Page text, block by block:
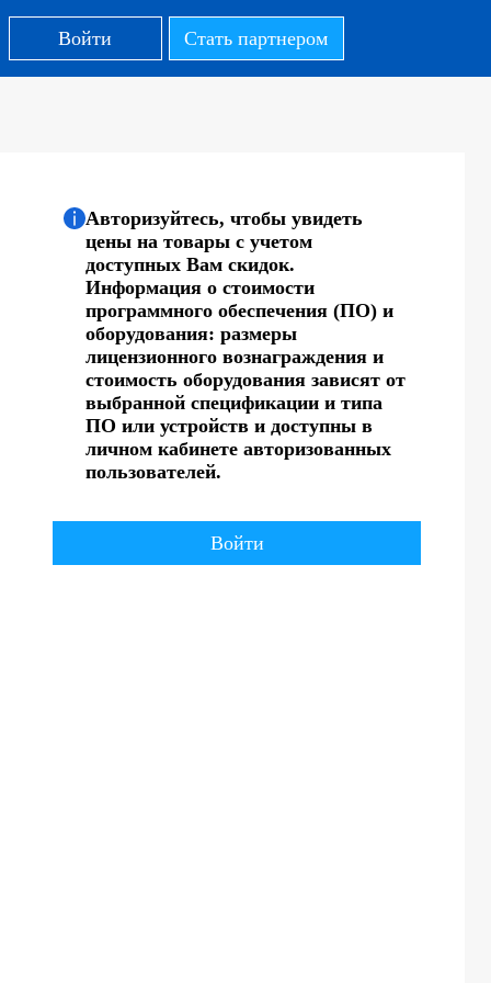
Войти Стать партнером
Авторизуйтесь, чтобы увидеть
цены на товары с учетом
доступных Вам скидок.
Информация о стоимости
программного обеспечения (ПО) и
оборудования: размеры
лицензионного вознаграждения и
стоимость оборудования зависят от
выбранной спецификации и типа
ПО или устройств и доступны в
личном кабинете авторизованных
пользователей.
Войти